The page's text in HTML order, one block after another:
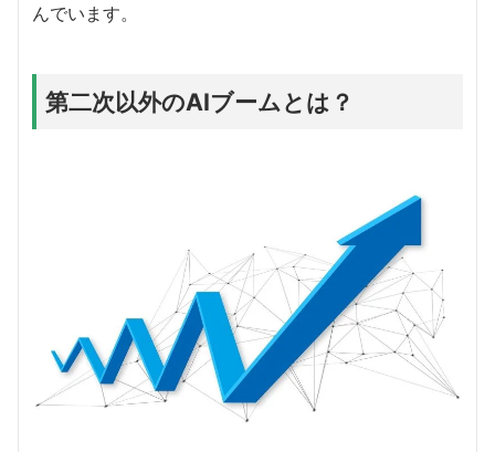
んでいます。
第二次以外のAIブームとは？